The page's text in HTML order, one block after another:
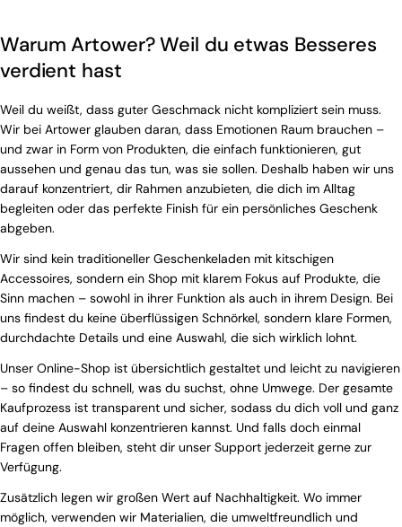
Warum Artower? Weil du etwas Besseres
verdient hast
Weil du weißt, dass guter Geschmack nicht kompliziert sein muss.
Wir bei Artower glauben daran, dass Emotionen Raum brauchen –
und zwar in Form von Produkten, die einfach funktionieren, gut
aussehen und genau das tun, was sie sollen. Deshalb haben wir uns
darauf konzentriert, dir Rahmen anzubieten, die dich im Alltag
begleiten oder das perfekte Finish für ein persönliches Geschenk
abgeben.
Wir sind kein traditioneller Geschenkeladen mit kitschigen
Accessoires, sondern ein Shop mit klarem Fokus auf Produkte, die
Sinn machen – sowohl in ihrer Funktion als auch in ihrem Design. Bei
uns findest du keine überflüssigen Schnörkel, sondern klare Formen,
durchdachte Details und eine Auswahl, die sich wirklich lohnt.
Unser Online-Shop ist übersichtlich gestaltet und leicht zu navigieren
– so findest du schnell, was du suchst, ohne Umwege. Der gesamte
Kaufprozess ist transparent und sicher, sodass du dich voll und ganz
auf deine Auswahl konzentrieren kannst. Und falls doch einmal
Fragen offen bleiben, steht dir unser Support jederzeit gerne zur
Verfügung.
Zusätzlich legen wir großen Wert auf Nachhaltigkeit. Wo immer
möglich, verwenden wir Materialien, die umweltfreundlich und